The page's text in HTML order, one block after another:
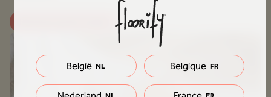
België NL Belgique FR